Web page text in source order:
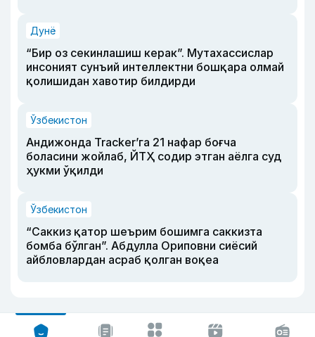
Дунё
“Бир оз секинлашиш керак”. Мутахассислар
инсоният сунъий интеллектни бошқара олмай
қолишидан хавотир билдирди
Ўзбекистон
Андижонда Tracker’га 21 нафар боғча
боласини жойлаб, ЙТҲ содир этган аёлга суд
ҳукми ўқилди
Ўзбекистон
“Саккиз қатор шеърим бошимга саккизта
бомба бўлган”. Абдулла Ориповни сиёсий
айбловлардан асраб қолган воқеа